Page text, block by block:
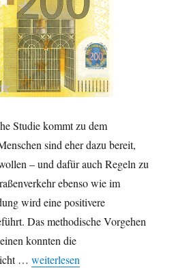
Studie kommt zu dem
sind eher dazu bereit,
– und dafür auch Regeln zu
ebenso wie im
wird eine positivere
Das methodische Vorgehen
konnten die
…„Macht Reichtum unmoralisch?“
weiterlesen